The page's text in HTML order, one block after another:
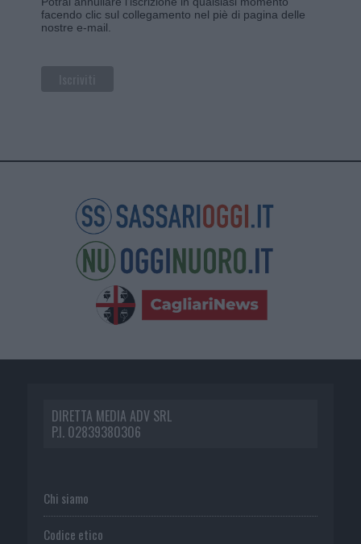
facendo clic sul collegamento nel piè di pagina delle
nostre e-mail.
DIRETTA MEDIA ADV SRL
P.I. 02839380306
Chi siamo
Codice etico